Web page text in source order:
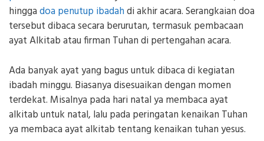
hinggadoa penutup ibadahdi akhir acara. Serangkaian doa
tersebut dibaca secara berurutan, termasuk pembacaan
ayat Alkitab atau firman Tuhan di pertengahan acara.
Ada banyak ayat yang bagus untuk dibaca di kegiatan
ibadah minggu. Biasanya disesuaikan dengan momen
terdekat. Misalnya pada hari natal ya membaca ayat
alkitab untuk natal, lalu pada peringatan kenaikan Tuhan
ya membaca ayat alkitab tentang kenaikan tuhan yesus.